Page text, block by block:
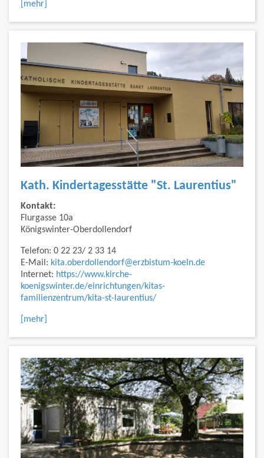
[mehr]
Kath. Kindertagesstätte "St. Laurentius"
Kontakt:
Flurgasse 10a
Königswinter-Oberdollendorf
Telefon: 0 22 23/ 2 33 14
E-Mail: kita.oberdollendorf@erzbistum-koeln.de
Internet: https://www.kirche-
koenigswinter.de/einrichtungen/kitas-
familienzentrum/kita-st-laurentius/
[mehr]